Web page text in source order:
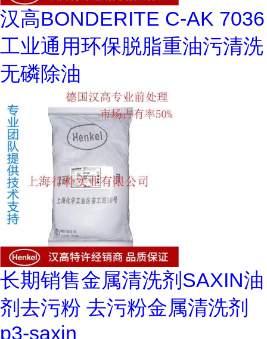
汉高BONDERITE C-AK 7036
工业通用环保脱脂重油污清洗
无磷除油
长期销售金属清洗剂SAXIN油
剂去污粉 去污粉金属清洗剂
p3-saxin